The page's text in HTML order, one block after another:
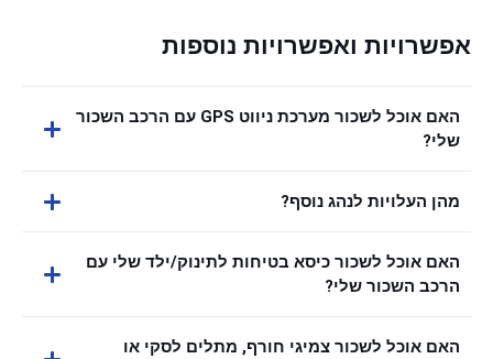
אפשרויות ואפשרויות נוספות
האם אוכל לשכור מערכת ניווט GPS עם הרכב השכור
שלי?
מהן העלויות לנהג נוסף?
האם אוכל לשכור כיסא בטיחות לתינוק/ילד שלי עם
הרכב השכור שלי?
האם אוכל לשכור צמיגי חורף, מתלים לסקי או